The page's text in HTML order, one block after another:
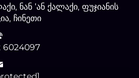
ნან ʼან ქალაქი, ფუჯიანის
ჩინეთი
6024097